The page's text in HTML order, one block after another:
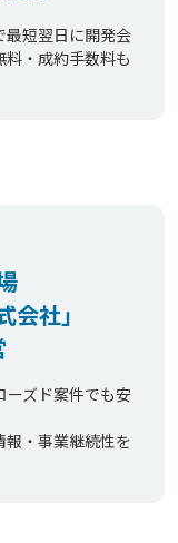
最短翌日に開発会
・成約手数料も
会社」
ーズド案件でも安
報・事業継続性を